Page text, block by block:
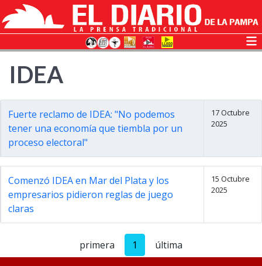
IDEA
Fuerte reclamo de IDEA: "No podemos
tener una economía que tiembla por un
proceso electoral"
17 Octubre
2025
Comenzó IDEA en Mar del Plata y los
empresarios pidieron reglas de juego
claras
15 Octubre
2025
primera 1 última